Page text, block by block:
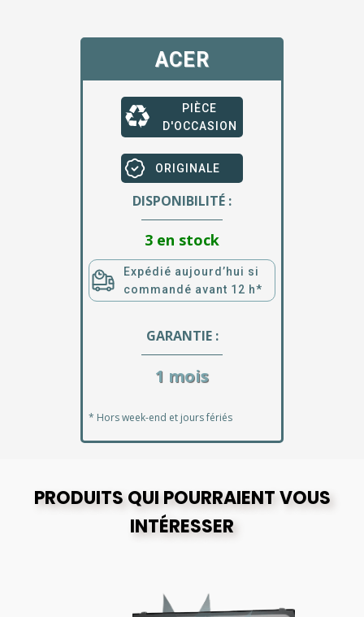
ACER
PIÈCE
D'OCCASION
ORIGINALE
DISPONIBILITÉ :
3 en stock
Expédié aujourd’hui si
commandé avant 12 h*
GARANTIE :
1 mois
* Hors week-end et jours fériés
PRODUITS QUI POURRAIENT VOUS
INTÉRESSER